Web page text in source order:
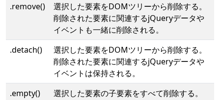
.remove()
選択した要素をDOMツリーから削除する。
削除された要素に関連するjQueryデータや
イベントも一緒に削除される。
.detach()
選択した要素をDOMツリーから削除する。
削除された要素に関連するjQueryデータや
イベントは保持される。
.empty()
選択した要素の子要素をすべて削除する。